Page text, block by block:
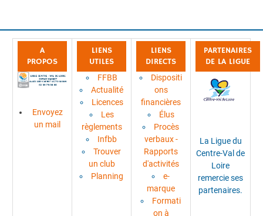
A
PROPOS
Envoyez
un mail
LIENS
UTILES
FFBB
Actualité
Licences
Les
règlements
Infbb
Trouver
un club
Planning
LIENS
DIRECTS
Dispositi
ons
financières
Élus
Procès
verbaux -
Rapports
d'activités
e-
marque
Formati
on à
PARTENAIRES
DE LA LIGUE
La Ligue du
Centre-Val de
Loire
remercie ses
partenaires.